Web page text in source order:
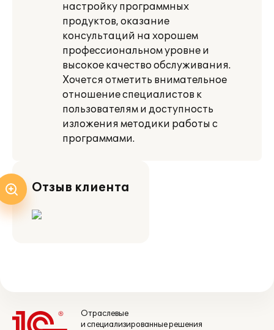
настройку программных
продуктов, оказание
консультаций на хорошем
профессиональном уровне и
высокое качество обслуживания.
Хочется отметить внимательное
отношение специалистов к
пользователям и доступность
изложения методики работы с
программами.
Отзыв клиента
Отраслевые
и специализированные решения